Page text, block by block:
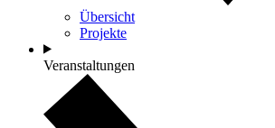
Übersicht
Projekte
Veranstaltungen